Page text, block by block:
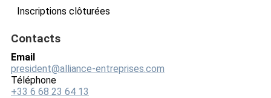
Inscriptions clôturées
Contacts
Email
president@alliance-entreprises.com
Téléphone
+33 6 68 23 64 13